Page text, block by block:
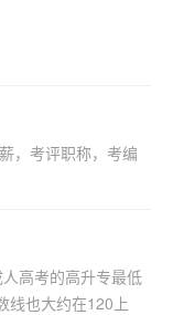
，考评职称，考编
高考的高升专最低
线也大约在120上